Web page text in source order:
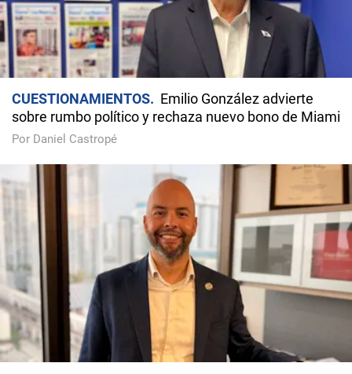
CUESTIONAMIENTOS
Emilio González advierte
sobre rumbo político y rechaza nuevo bono de Miami
Por Daniel Castropé